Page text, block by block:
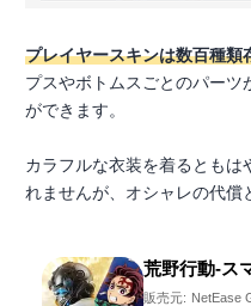
プレイヤースキンは数百種類
プスやボトムスごとのパーツ
ができます。
カラフルな衣装を着るともは
れませんが、オシャレの代償
荒野行動-ス
販売元: NetEase